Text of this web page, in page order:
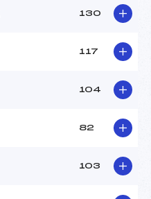
130
117
104
82
103